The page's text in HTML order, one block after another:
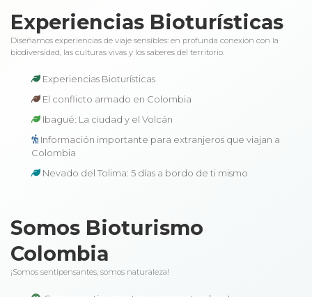
Experiencias Bioturísticas
Diseñamos experiencias de viaje sensibles: en profunda conexión con la
biodiversidad, las culturas vivas y los saberes del territorio.
Experiencias Bioturísticas
El conflicto armado en Colombia
Ibagué: La ciudad y el Volcán
Información importante para extranjeros que viajan a
Colombia
Nevado del Tolima: 5 días a bordo de ti mismo
Somos Bioturismo
Colombia
¡Somos sentipensantes, somos naturaleza!